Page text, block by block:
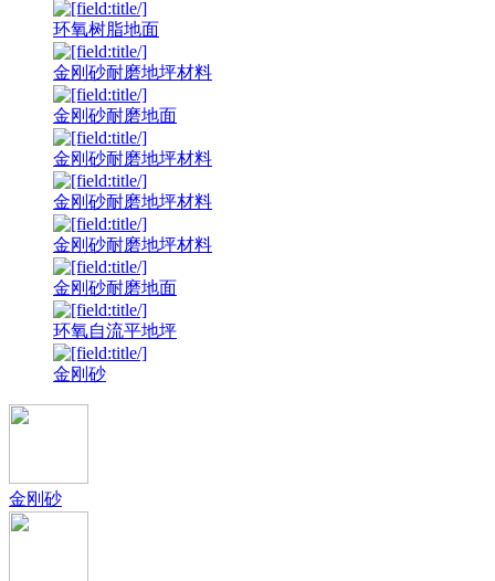
环氧树脂地面
金刚砂耐磨地坪材料
金刚砂耐磨地面
金刚砂耐磨地坪材料
金刚砂耐磨地坪材料
金刚砂耐磨地坪材料
金刚砂耐磨地面
环氧自流平地坪
金刚砂
金刚砂